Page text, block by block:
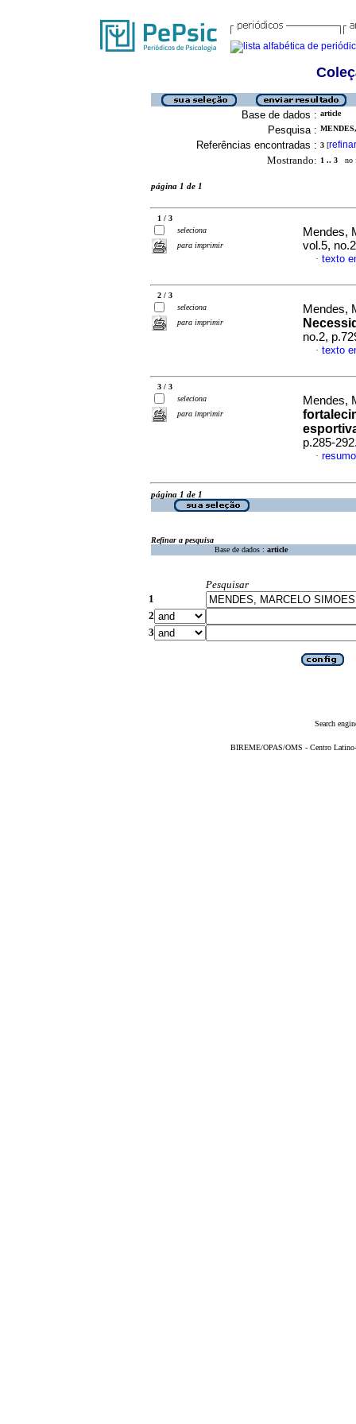
Base de dados : article
Pesquisa :
Referências encontradas : 3 [refinar
Mostrando: 1 .. 3 no
página 1 de 1
1 / 3
seleciona
para imprimir
Mendes,
vol.5,
· texto
2 / 3
seleciona
para imprimir
Mendes,
no.2,
· texto
3 / 3
seleciona
para imprimir
Mendes,
p.285-
·
página 1 de 1
Refinar a pesquisa
Base de dados : article
Pesquisar
1
2
3
Search
BIREME/OPAS/OMS - Centro Latino-